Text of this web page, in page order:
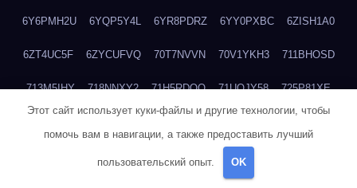
6Y6PMH2U 6YQP5Y4L 6YR8PDRZ 6YY0PXBC 6ZISH1A0
6ZT4UC5F 6ZYCUFVQ 70T7NVVN 70V1YKH3 711BHOSD
713M5IHY 718NNXY2 71H5RDOO 71UQJY58 725P81XE
Этот сайт использует куки-файлы и другие технологии, чтобы
помочь вам в навигации, а также предоставить лучший
пользовательский опыт. OK